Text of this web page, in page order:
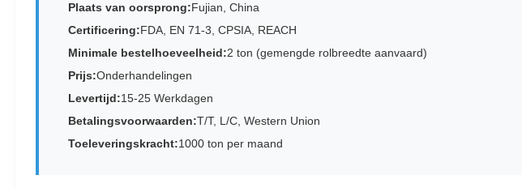
Plaats van oorsprong:Fujian, China
Certificering:FDA, EN 71-3, CPSIA, REACH
Minimale bestelhoeveelheid:2 ton (gemengde rolbreedte aanvaard)
Prijs:Onderhandelingen
Levertijd:15-25 Werkdagen
Betalingsvoorwaarden:T/T, L/C, Western Union
Toeleveringskracht:1000 ton per maand